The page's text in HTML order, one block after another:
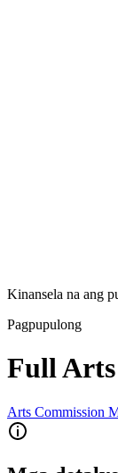
Kinansela na ang
Pagpupulong
Full Arts
Arts Commission